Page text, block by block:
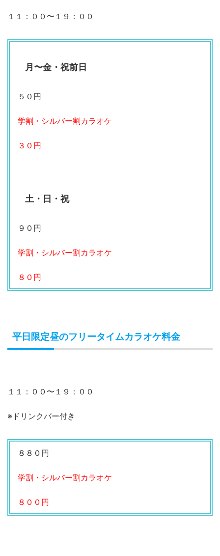
１１：００〜１９：００
月〜金・祝前日
５０円
学割・シルバー割カラオケ
３０円
土・日・祝
９０円
学割・シルバー割カラオケ
８０円
平日限定昼のフリータイムカラオケ料金
１１：００〜１９：００
※ドリンクバー付き
８８０円
学割・シルバー割カラオケ
８００円